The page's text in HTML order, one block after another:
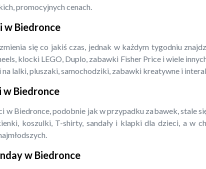
promocyjnych cenach.
w Biedronce
się co jakiś czas, jednak w każdym tygodniu
klocki LEGO, Duplo, zabawki Fisher Price i wiele
lalki, pluszaki, samochodziki, zabawki kreatywne i
w Biedronce
w Biedronce, podobnie jak w przypadku zabawek, stale
koszulki, T-shirty, sandały i klapki dla dzieci, a w
w Biedronce